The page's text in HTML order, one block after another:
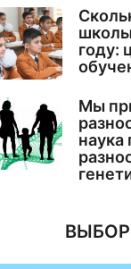
году:
Мы
наука